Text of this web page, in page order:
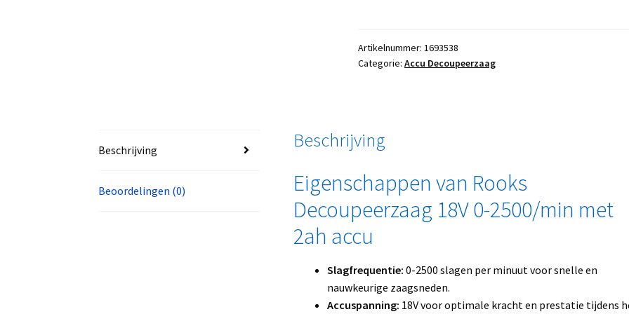
Artikelnummer:1693538
Categorie:Accu Decoupeerzaag
Beschrijving
Beoordelingen (0)
Beschrijving
Eigenschappen van Rooks
Decoupeerzaag 18V 0-2500/min met
2ah accu
Slagfrequentie: 0-2500 slagen per minuut voor snelle en
nauwkeurige zaagsneden.
Accuspanning: 18V voor optimale kracht en prestatie tijdens